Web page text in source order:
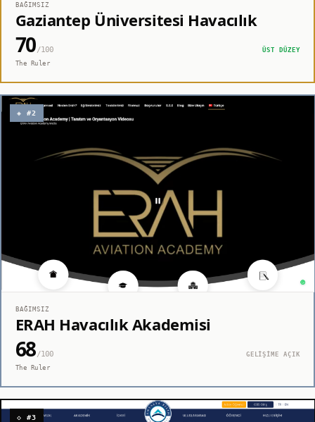
BAĞIMSIZ
Gaziantep Üniversitesi Havacılık
70/100
ÜST DÜZEY
The Ruler
◈ #2
BAĞIMSIZ
ERAH Havacılık Akademisi
68/100
GELİŞİME AÇIK
The Ruler
◇ #3